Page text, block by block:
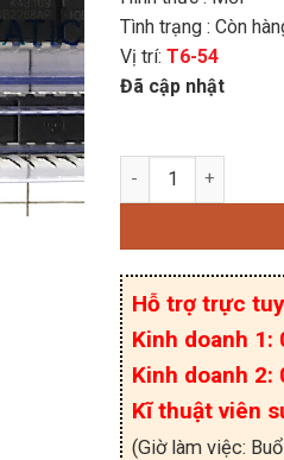
Tình trạng : Còn
Vị trí: T6-54
Đã cập nhật
OB2268AP IC
Hỗ trợ trực
Kinh doanh 1:
Kinh doanh 2:
Kĩ thuật viên
(Giờ làm việc: